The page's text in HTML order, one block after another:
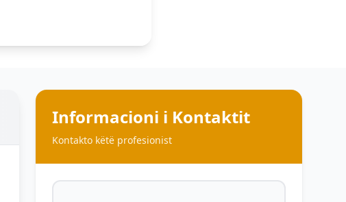
Informacioni i Kontaktit
Kontakto këtë profesionist